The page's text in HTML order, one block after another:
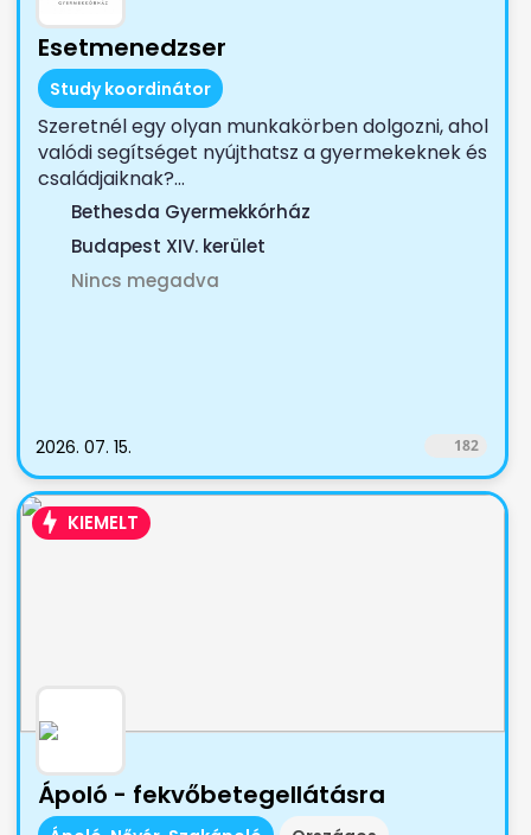
Esetmenedzser
Study koordinátor
Szeretnél egy olyan munkakörben dolgozni, ahol
valódi segítséget nyújthatsz a gyermekeknek és
családjaiknak?...
Bethesda Gyermekkórház
Budapest XIV. kerület
Nincs megadva
2026. 07. 15. 182
KIEMELT
Ápoló - fekvőbetegellátásra